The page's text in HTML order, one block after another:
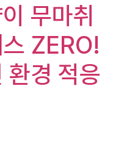
무마취
ZERO!
환경 적응